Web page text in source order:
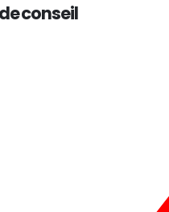
conseil